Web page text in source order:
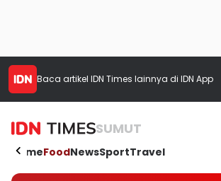
Baca artikel IDN Times lainnya di IDN App
SUMUT
HomeFoodNewsSportTravel